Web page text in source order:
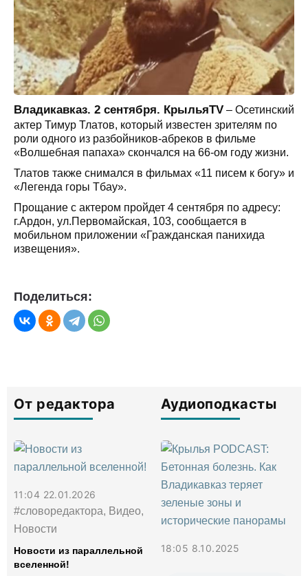
Владикавказ. 2 сентября. КрыльяTV – Осетинский
актер Тимур Тлатов, который известен зрителям по
роли одного из разбойников-абреков в фильме
«Волшебная папаха» скончался на 66-ом году жизни.
Тлатов также снимался в фильмах «11 писем к богу» и
«Легенда горы Тбау».
Прощание с актером пройдет 4 сентября по адресу:
г.Ардон, ул.Первомайская, 103, сообщается в
мобильном приложении «Гражданская панихида
извещения».
Поделиться:
От редактора
11:04 22.01.2026
#словоредактора, Видео,
Новости
Новости из параллельной
вселенной!
Аудиоподкасты
18:05 8.10.2025